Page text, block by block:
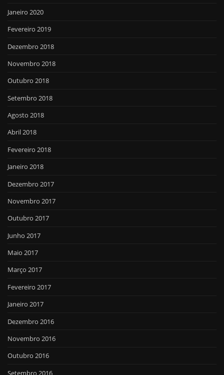
Janeiro 2020
Fevereiro 2019
Dezembro 2018
Novembro 2018
Outubro 2018
Setembro 2018
Agosto 2018
Abril 2018
Fevereiro 2018
Janeiro 2018
Dezembro 2017
Novembro 2017
Outubro 2017
Junho 2017
Maio 2017
Março 2017
Fevereiro 2017
Janeiro 2017
Dezembro 2016
Novembro 2016
Outubro 2016
Setembro 2016